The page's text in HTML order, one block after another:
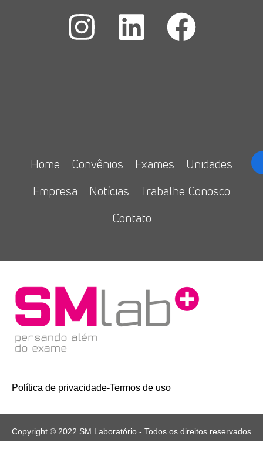
Home Convênios Exames
Unidades
Empresa
Notícias
Trabalhe Conosco
Contato
Política de privacidade-Termos de uso
Copyright © 2022 SM Laboratório - Todos os direitos reservados